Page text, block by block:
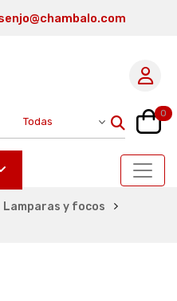
0
Lamparas y focos